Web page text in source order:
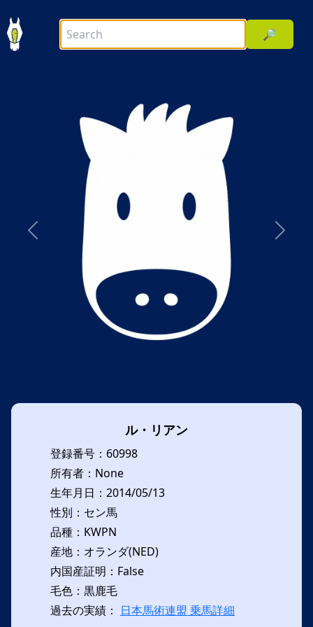
🔎
前へ 次へ
ル・リアン
登録番号：60998
所有者：None
生年月日：2014/05/13
性別：セン馬
品種：KWPN
産地：オランダ(NED)
内国産証明：False
毛色：黒鹿毛
過去の実績： 日本馬術連盟 乗馬詳細